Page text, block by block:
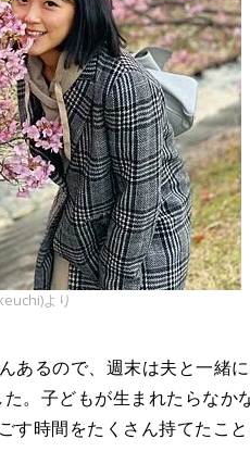
より
あるので、週末は夫と一緒
。子どもが生まれたらなか
す時間をたくさん持てたこと